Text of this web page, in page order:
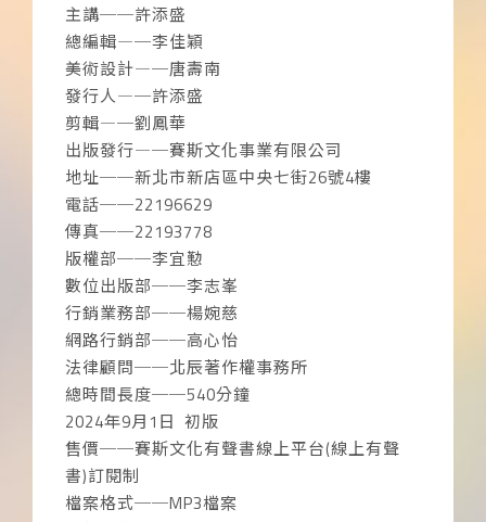
主講──許添盛
總編輯―─李佳穎
美術設計―─唐壽南
發行人―─許添盛
剪輯―─劉鳳華
出版發行―─賽斯文化事業有限公司
地址──新北市新店區中央七街26號4樓
電話──22196629
傳真──22193778
版權部──李宜懃
數位出版部──李志峯
行銷業務部──楊婉慈
網路行銷部──高心怡
法律顧問──北辰著作權事務所
總時間長度──540分鐘
2024年9月1日 初版
售價──賽斯文化有聲書線上平台(線上有聲
書)訂閱制
檔案格式──MP3檔案